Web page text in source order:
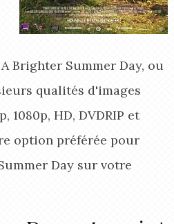
Brighter Summer Day, ou
qualités d'images
1080p, HD, DVDRIP et
option préférée pour
Daysur votre